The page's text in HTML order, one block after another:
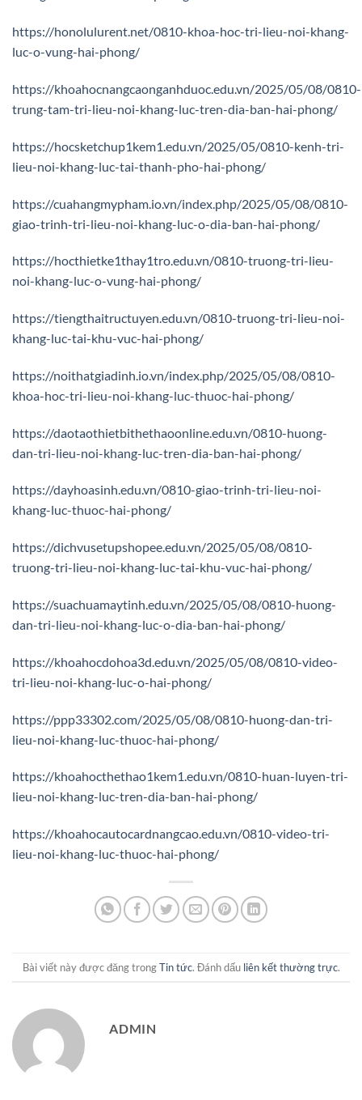
https://honolulurent.net/0810-khoa-hoc-tri-lieu-noi-khang-
luc-o-vung-hai-phong/
https://khoahocnangcaonganhduoc.edu.vn/2025/05/08/0810-
trung-tam-tri-lieu-noi-khang-luc-tren-dia-ban-hai-phong/
https://hocsketchup1kem1.edu.vn/2025/05/0810-kenh-tri-
lieu-noi-khang-luc-tai-thanh-pho-hai-phong/
https://cuahangmypham.io.vn/index.php/2025/05/08/0810-
giao-trinh-tri-lieu-noi-khang-luc-o-dia-ban-hai-phong/
https://hocthietke1thay1tro.edu.vn/0810-truong-tri-lieu-
noi-khang-luc-o-vung-hai-phong/
https://tiengthaitructuyen.edu.vn/0810-truong-tri-lieu-noi-
khang-luc-tai-khu-vuc-hai-phong/
https://noithatgiadinh.io.vn/index.php/2025/05/08/0810-
khoa-hoc-tri-lieu-noi-khang-luc-thuoc-hai-phong/
https://daotaothietbithethaoonline.edu.vn/0810-huong-
dan-tri-lieu-noi-khang-luc-tren-dia-ban-hai-phong/
https://dayhoasinh.edu.vn/0810-giao-trinh-tri-lieu-noi-
khang-luc-thuoc-hai-phong/
https://dichvusetupshopee.edu.vn/2025/05/08/0810-
truong-tri-lieu-noi-khang-luc-tai-khu-vuc-hai-phong/
https://suachuamaytinh.edu.vn/2025/05/08/0810-huong-
dan-tri-lieu-noi-khang-luc-o-dia-ban-hai-phong/
https://khoahocdohoa3d.edu.vn/2025/05/08/0810-video-
tri-lieu-noi-khang-luc-o-hai-phong/
https://ppp33302.com/2025/05/08/0810-huong-dan-tri-
lieu-noi-khang-luc-thuoc-hai-phong/
https://khoahocthethao1kem1.edu.vn/0810-huan-luyen-tri-
lieu-noi-khang-luc-tren-dia-ban-hai-phong/
https://khoahocautocardnangcao.edu.vn/0810-video-tri-
lieu-noi-khang-luc-thuoc-hai-phong/
Bài viết này được đăng trongTin tức. Đánh dấu liên kết thường trực.
ADMIN